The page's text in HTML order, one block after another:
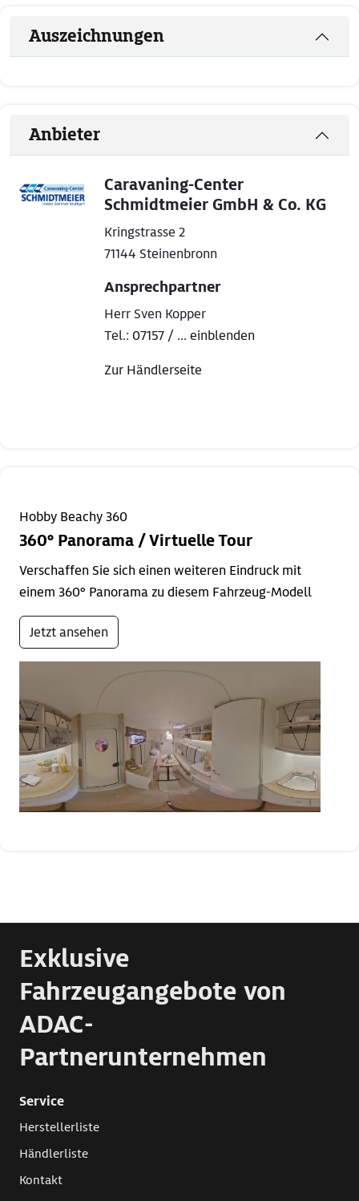
Auszeichnungen
Anbieter
Caravaning-Center
Schmidtmeier GmbH & Co. KG
Kringstrasse 2
71144 Steinenbronn
Ansprechpartner
Herr Sven Kopper
Tel.: 07157 / ... einblenden
Zur Händlerseite
Hobby Beachy 360
360° Panorama / Virtuelle Tour
Verschaffen Sie sich einen weiteren Eindruck mit
einem 360° Panorama zu diesem Fahrzeug-Modell
Jetzt ansehen
Exklusive
Fahrzeugangebote von
ADAC-
Partnerunternehmen
Service
Herstellerliste
Händlerliste
Kontakt